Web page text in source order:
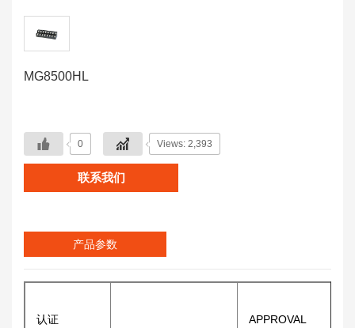
MG8500HL
0 Views: 2,393
联系我们
产品参数
认证 APPROVAL